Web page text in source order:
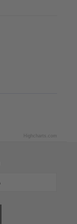
Highcharts.com